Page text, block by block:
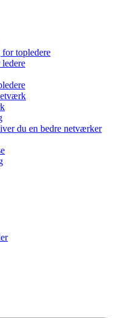
topledere
du en bedre netværker